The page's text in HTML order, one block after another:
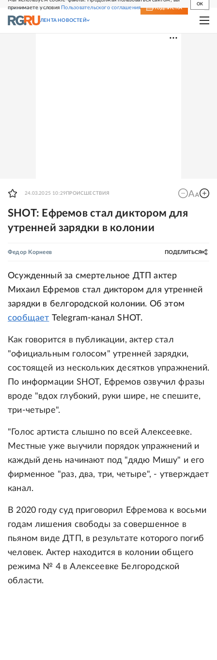
принимаете условия Пользовательского соглашения
OK
СВЕЖИЙ НОМЕР ПОДПИСКА
ЛЕНТА НОВОСТЕЙ
24.03.2025 10:29 ПРОИСШЕСТВИЯ
SHOT: Ефремов стал диктором для
утренней зарядки в колонии
Федор Корнеев ПОДЕЛИТЬСЯ
Осужденный за смертельное ДТП актер
Михаил Ефремов стал диктором для утренней
зарядки в белгородской колонии. Об этом
сообщает Telegram-канал SHOT.
Как говорится в публикации, актер стал
"официальным голосом" утренней зарядки,
состоящей из нескольких десятков упражнений.
По информации SHOT, Ефремов озвучил фразы
вроде "вдох глубокий, руки шире, не спешите,
три-четыре".
"Голос артиста слышно по всей Алексеевке.
Местные уже выучили порядок упражнений и
каждый день начинают под "дядю Мишу" и его
фирменное "раз, два, три, четыре", - утверждает
канал.
В 2020 году суд приговорил Ефремова к восьми
годам лишения свободы за совершенное в
пьяном виде ДТП, в результате которого погиб
человек. Актер находится в колонии общего
режима № 4 в Алексеевке Белгородской
области.